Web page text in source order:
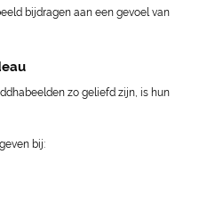
bijdragen aan een gevoel van
zo geliefd zijn, is hun
bij: